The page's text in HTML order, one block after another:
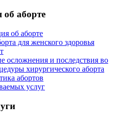
аборте
об аборте
для женского здоровья
осложнения и последствия во
хирургического аборта
абортов
услуг